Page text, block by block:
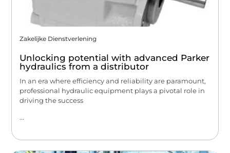
Zakelijke Dienstverlening
Unlocking potential with advanced Parker
hydraulics from a distributor
In an era where efficiency and reliability are paramount,
professional hydraulic equipment plays a pivotal role in
driving the success
...